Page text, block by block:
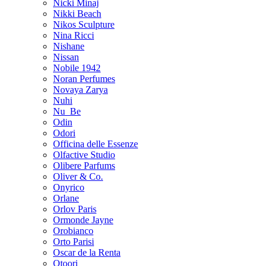
Nicki Minaj
Nikki Beach
Nikos Sculpture
Nina Ricci
Nishane
Nissan
Nobile 1942
Noran Perfumes
Novaya Zarya
Nuhi
Nu_Be
Odin
Odori
Officina delle Essenze
Olfactive Studio
Olibere Parfums
Oliver & Co.
Onyrico
Orlane
Orlov Paris
Ormonde Jayne
Orobianco
Orto Parisi
Oscar de la Renta
Otoori